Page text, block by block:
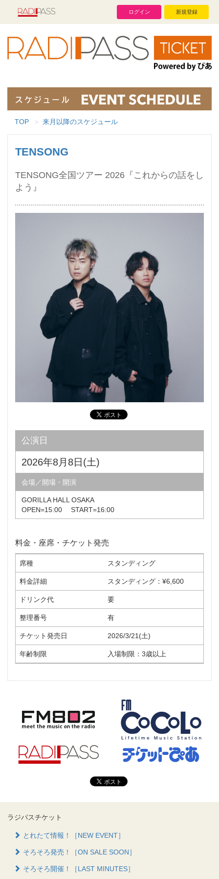
ログイン 新規登録
TOP 来月以降のスケジュール
TENSONG
TENSONG全国ツアー 2026『これからの話をし
よう』
公演日
2026年8月8日(土)
会場／開場・開演
GORILLA HALL OSAKA
OPEN=15:00 START=16:00
料金・座席・チケット発売
席種 スタンディング
料金詳細 スタンディング：¥6,600
ドリンク代 要
整理番号 有
チケット発売日 2026/3/21(土)
年齢制限 入場制限：3歳以上
ラジパスチケット
とれたて情報！［NEW EVENT］
そろそろ発売！［ON SALE SOON］
そろそろ開催！［LAST MINUTES］